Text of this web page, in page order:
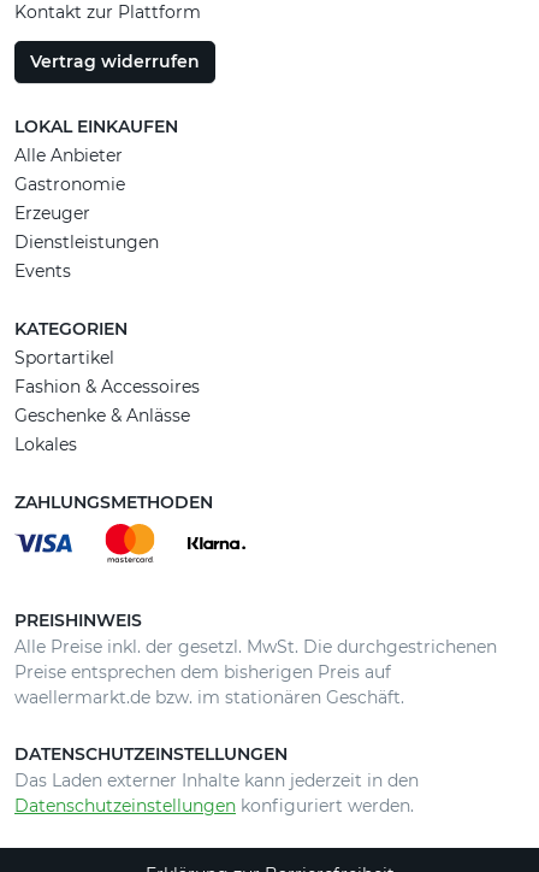
Kontakt zur Plattform
Vertrag widerrufen
LOKAL EINKAUFEN
Alle Anbieter
Gastronomie
Erzeuger
Dienstleistungen
Events
KATEGORIEN
Sportartikel
Fashion & Accessoires
Geschenke & Anlässe
Lokales
ZAHLUNGSMETHODEN
PREISHINWEIS
Alle Preise inkl. der gesetzl. MwSt. Die durchgestrichenen
Preise entsprechen dem bisherigen Preis auf
waellermarkt.de bzw. im stationären Geschäft.
DATENSCHUTZEINSTELLUNGEN
Das Laden externer Inhalte kann jederzeit in den
Datenschutzeinstellungen konfiguriert werden.